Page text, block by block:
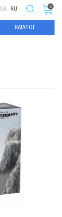
UA RU
КАТАЛОГ
0